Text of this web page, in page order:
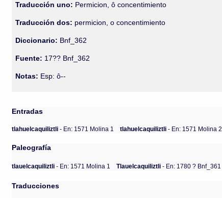
Traducción uno: Permicion, ô concentimiento
Traducción dos: permicion, o concentimiento
Diccionario: Bnf_362
Fuente: 17?? Bnf_362
Notas: Esp: ô--
Entradas
tlahuelcaquiliztli- En: 1571 Molina 1 tlahuelcaquiliztli- En: 1571 Molina 2
Paleografía
tlauelcaquiliztli - En: 1571 Molina 1 Tlauelcaquiliztli - En: 1780 ? Bnf_361
Traducciones